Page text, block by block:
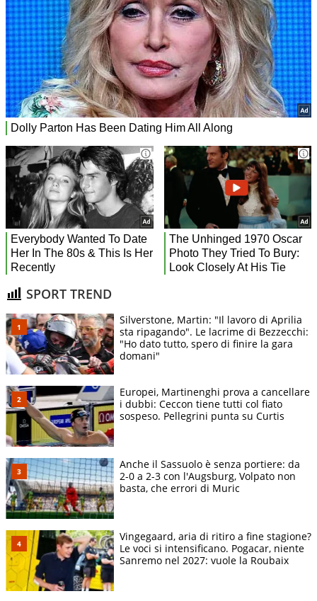
SPORT TREND
Silverstone, Martin: "Il lavoro di Aprilia
sta ripagando". Le lacrime di Bezzecchi:
"Ho dato tutto, spero di finire la gara
domani"
Europei, Martinenghi prova a cancellare
i dubbi: Ceccon tiene tutti col fiato
sospeso. Pellegrini punta su Curtis
Anche il Sassuolo è senza portiere: da
2-0 a 2-3 con l'Augsburg, Volpato non
basta, che errori di Muric
Vingegaard, aria di ritiro a fine stagione?
Le voci si intensificano. Pogacar, niente
Sanremo nel 2027: vuole la Roubaix